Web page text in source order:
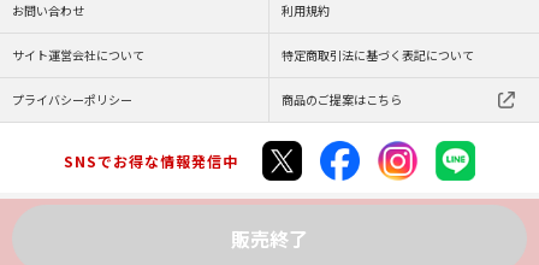
販売終了
お問い合わせ 利用規約
サイト運営会社について 特定商取引法に基づく表記について
プライバシーポリシー 商品のご提案はこちら
SNSでお得な情報発信中